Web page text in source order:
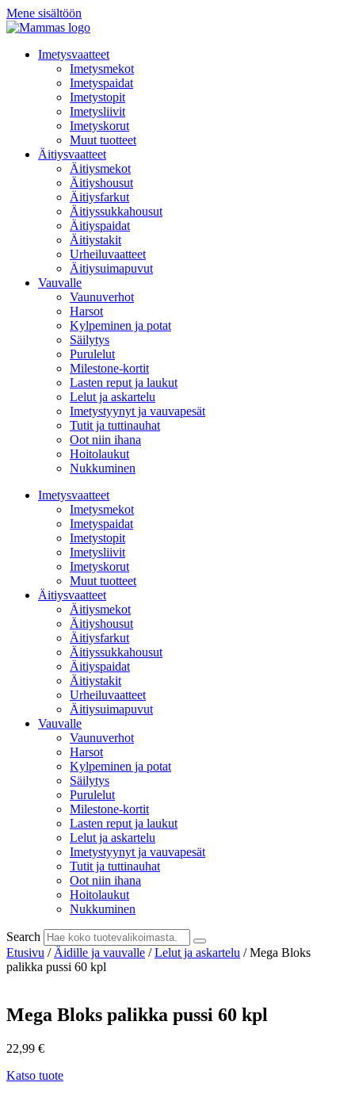
Mene sisältöön
Imetysvaatteet
Imetysmekot
Imetyspaidat
Imetystopit
Imetysliivit
Imetyskorut
Muut tuotteet
Äitiysvaatteet
Äitiysmekot
Äitiyshousut
Äitiysfarkut
Äitiyssukkahousut
Äitiyspaidat
Äitiystakit
Urheiluvaatteet
Äitiysuimapuvut
Vauvalle
Vaunuverhot
Harsot
Kylpeminen ja potat
Säilytys
Purulelut
Milestone-kortit
Lasten reput ja laukut
Lelut ja askartelu
Imetystyynyt ja vauvapesät
Tutit ja tuttinauhat
Oot niin ihana
Hoitolaukut
Nukkuminen
Imetysvaatteet
Imetysmekot
Imetyspaidat
Imetystopit
Imetysliivit
Imetyskorut
Muut tuotteet
Äitiysvaatteet
Äitiysmekot
Äitiyshousut
Äitiysfarkut
Äitiyssukkahousut
Äitiyspaidat
Äitiystakit
Urheiluvaatteet
Äitiysuimapuvut
Vauvalle
Vaunuverhot
Harsot
Kylpeminen ja potat
Säilytys
Purulelut
Milestone-kortit
Lasten reput ja laukut
Lelut ja askartelu
Imetystyynyt ja vauvapesät
Tutit ja tuttinauhat
Oot niin ihana
Hoitolaukut
Nukkuminen
Search
Etusivu / Äidille ja vauvalle /Lelut ja askartelu / Mega Bloks
palikka pussi 60 kpl
Mega Bloks palikka pussi 60 kpl
22,99 €
Katso tuote